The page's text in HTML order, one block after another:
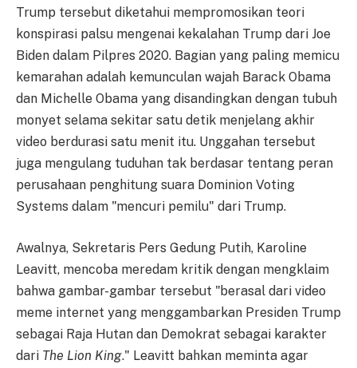
Trump tersebut diketahui mempromosikan teori
konspirasi palsu mengenai kekalahan Trump dari Joe
Biden dalam Pilpres 2020. Bagian yang paling memicu
kemarahan adalah kemunculan wajah Barack Obama
dan Michelle Obama yang disandingkan dengan tubuh
monyet selama sekitar satu detik menjelang akhir
video berdurasi satu menit itu. Unggahan tersebut
juga mengulang tuduhan tak berdasar tentang peran
perusahaan penghitung suara Dominion Voting
Systems dalam "mencuri pemilu" dari Trump.
Awalnya, Sekretaris Pers Gedung Putih, Karoline
Leavitt, mencoba meredam kritik dengan mengklaim
bahwa gambar-gambar tersebut "berasal dari video
meme internet yang menggambarkan Presiden Trump
sebagai Raja Hutan dan Demokrat sebagai karakter
dari The Lion King." Leavitt bahkan meminta agar